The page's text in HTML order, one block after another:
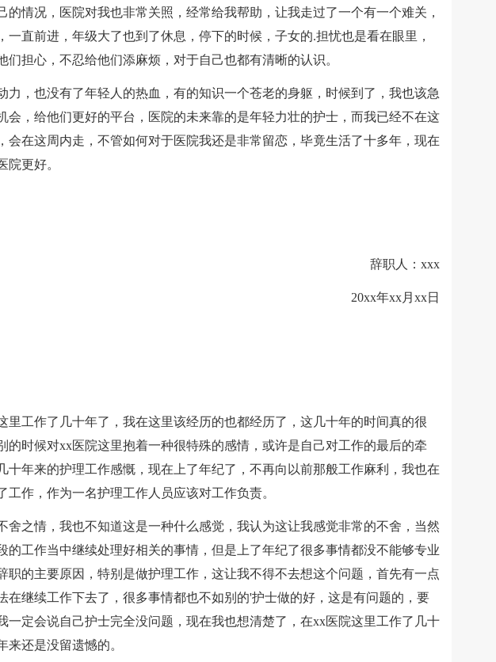
的情况，医院对我也非常关照，经常给我帮助，让我走过了一个有一个难关，
一直前进，年级大了也到了休息，停下的时候，子女的.担忧也是看在眼里，
们担心，不忍给他们添麻烦，对于自己也都有清晰的认识。
，也没有了年轻人的热血，有的知识一个苍老的身躯，时候到了，我也该急
会，给他们更好的平台，医院的未来靠的是年轻力壮的护士，而我已经不在这
会在这周内走，不管如何对于医院我还是非常留恋，毕竟生活了十多年，现在
院更好。
辞职人：xxx
20xx年xx月xx日
工作了几十年了，我在这里该经历的也都经历了，这几十年的时间真的很
的时候对xx医院这里抱着一种很特殊的感情，或许是自己对工作的最后的牵
十年来的护理工作感慨，现在上了年纪了，不再向以前那般工作麻利，我也在
工作，作为一名护理工作人员应该对工作负责。
之情，我也不知道这是一种什么感觉，我认为这让我感觉非常的不舍，当然
的工作当中继续处理好相关的事情，但是上了年纪了很多事情都没不能够专业
职的主要原因，特别是做护理工作，这让我不得不去想这个问题，首先有一点
在继续工作下去了，很多事情都也不如别的'护士做的好，这是有问题的，要
一定会说自己护士完全没问题，现在我也想清楚了，在xx医院这里工作了几十
来还是没留遗憾的。